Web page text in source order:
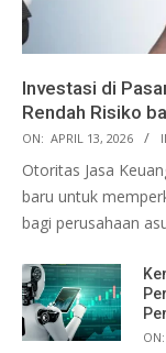
Investasi di
Rendah Risiko
ON: APRIL 13, 2026
Otoritas Jasa
baru untuk
bagi perusahaan
ON: